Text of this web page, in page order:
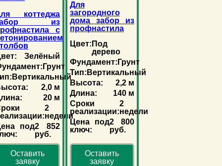
коттеджа
из
с
Зелёный
Грунт
Вертикальный
2,0 м
20 м
2
недели
под2 852
руб.
Оставить
заявку
Для
загородного
дома забор из
профнастила
Цвет: Под
дерево
Фундамент: Грунт
Тип: Вертикальный
Высота:
2,2 м
Длина:
140 м
Сроки
реализации:
2
недели
Цена под
ключ:
2 800
руб.
Оставить
заявку